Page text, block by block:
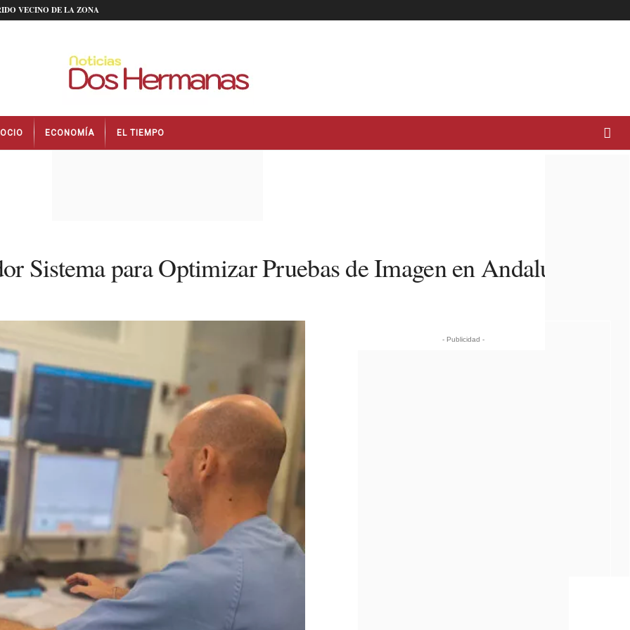
VECINO DE LA ZONA
OCIO ECONOMÍA EL TIEMPO
Sistema para Optimizar Pruebas de Imagen en Andalucía
- Publicidad -